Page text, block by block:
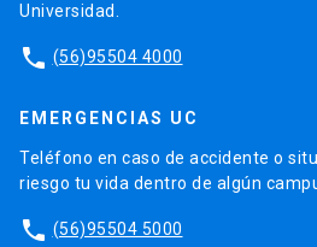
Universidad.
phone (56)95504 4000
EMERGENCIAS UC
Teléfono en caso de accidente o
riesgo tu vida dentro de algún
phone (56)95504 5000